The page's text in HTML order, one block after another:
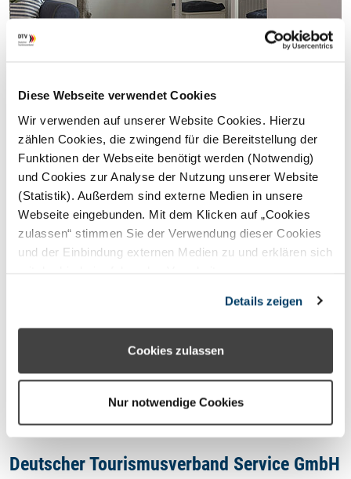
Diese Webseite verwendet Cookies
Wir verwenden auf unserer Website Cookies. Hierzu
zählen Cookies, die zwingend für die Bereitstellung der
Funktionen der Webseite benötigt werden (Notwendig)
und Cookies zur Analyse der Nutzung unserer Website
(Statistik). Außerdem sind externe Medien in unsere
Webseite eingebunden. Mit dem Klicken auf „Cookies
zulassen“ stimmen Sie der Verwendung dieser Cookies
und der Einbindung externen Medien zu und erklären sich
können Sie über die Schaltfläche „Nur notwendige
Cookies“ ohne die Erklärung einer Einwilligung fortfahren.
In diesem Fall werden nur notwendige Cookies
den Cookie- Einstellungen widerrufen oder ändern.
Details zeigen
Cookies zulassen
Nur notwendige Cookies
© istockphoto.com/nicky39
STERNEFERIEN REGION
Oops, an error occurred! Code:
20260807170343850bcca8
Deutscher Tourismusverband Service GmbH
Datenschutzhinweis